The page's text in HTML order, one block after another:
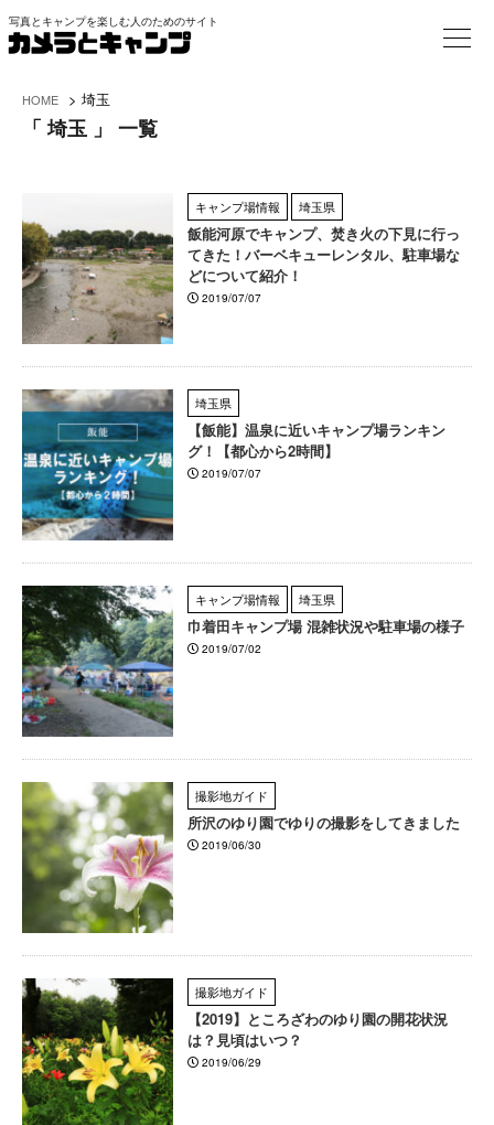
写真とキャンプを楽しむ人のためのサイト
HOME > 埼玉
「 埼玉 」 一覧
キャンプ場情報 埼玉県
飯能河原でキャンプ、焚き火の下見に行っ
てきた！バーベキューレンタル、駐車場な
どについて紹介！
2019/07/07
埼玉県
【飯能】温泉に近いキャンプ場ランキン
グ！【都心から2時間】
2019/07/07
キャンプ場情報 埼玉県
巾着田キャンプ場 混雑状況や駐車場の様子
2019/07/02
撮影地ガイド
所沢のゆり園でゆりの撮影をしてきました
2019/06/30
撮影地ガイド
【2019】ところざわのゆり園の開花状況
は？見頃はいつ？
2019/06/29